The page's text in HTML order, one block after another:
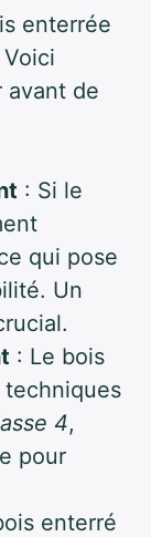
enterrée
avant de
: Si le
qui pose
Un
: Le bois
4,
pour
enterré